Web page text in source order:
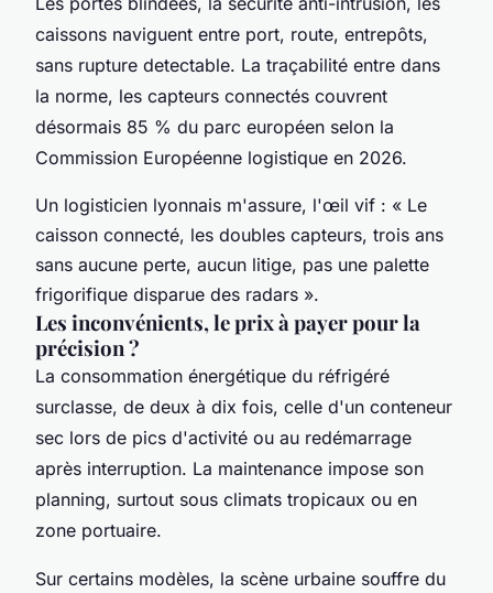
caissons naviguent entre port, route, entrepôts,
sans rupture detectable. La traçabilité entre dans
la norme, les capteurs connectés couvrent
désormais 85 % du parc européen selon la
Commission Européenne logistique en 2026.
Un logisticien lyonnais m'assure, l'œil vif : « Le
caisson connecté, les doubles capteurs, trois ans
sans aucune perte, aucun litige, pas une palette
frigorifique disparue des radars ».
Les inconvénients, le prix à payer pour la
précision ?
La consommation énergétique du réfrigéré
surclasse, de deux à dix fois, celle d'un conteneur
sec lors de pics d'activité ou au redémarrage
après interruption. La maintenance impose son
planning, surtout sous climats tropicaux ou en
zone portuaire.
Sur certains modèles, la scène urbaine souffre du